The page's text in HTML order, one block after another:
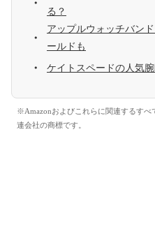
る？
アップルウォッチバン
ールドも
ケイトスペードの人気
※Amazonおよびこれらに関連するすべ
連会社の商標です。